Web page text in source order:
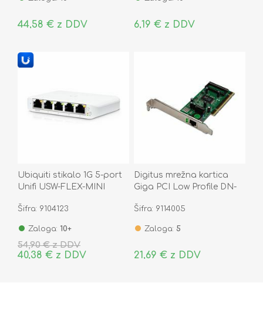
44,58 € z DDV 6,19 € z DDV
Ubiquiti stikalo 1G 5-port
Unifi USW-FLEX-MINI
Šifra: 9104123
Zaloga: 10+
54,90 € z DDV
40,38 € z DDV
Digitus mrežna kartica
Giga PCI Low Profile DN-
Šifra: 9114005
Zaloga: 5
21,69 € z DDV